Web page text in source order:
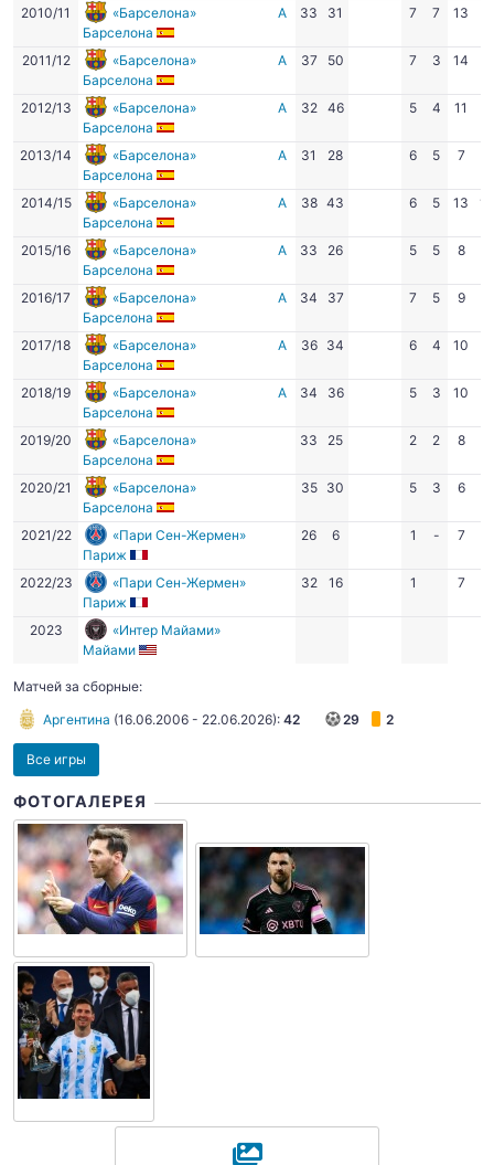
2010/11
«Барселона»
Барселона
А 33 31 7 7 13
2011/12
«Барселона»
Барселона
А 37 50 7 3 14
2012/13
«Барселона»
Барселона
А 32 46 5 4 11
2013/14
«Барселона»
Барселона
А 31 28 6 5 7
2014/15
«Барселона»
Барселона
А 38 43 6 5 13 10
2015/16
«Барселона»
Барселона
А 33 26 5 5 8
2016/17
«Барселона»
Барселона
А 34 37 7 5 9
2017/18
«Барселона»
Барселона
А 36 34 6 4 10
2018/19
«Барселона»
Барселона
А 34 36 5 3 10
2019/20
«Барселона»
Барселона
33 25 2 2 8
2020/21
«Барселона»
Барселона
35 30 5 3 6
2021/22
«Пари Сен-Жермен»
Париж
26 6 1 - 7
2022/23
«Пари Сен-Жермен»
Париж
32 16 1 7
2023
«Интер Майами»
Майами
Матчей за сборные:
Аргентина (16.06.2006 - 22.06.2026): 42 29 2
Все игры
ФОТОГАЛЕРЕЯ